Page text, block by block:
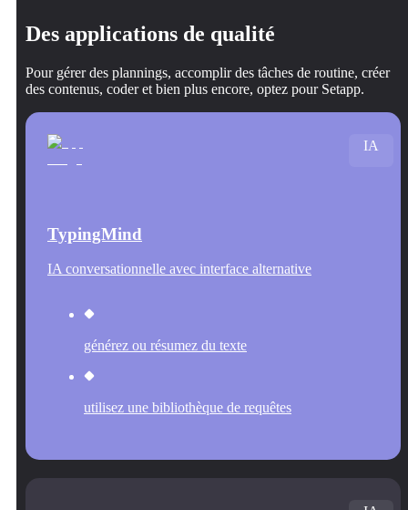
Des applications de qualité
Pour gérer des plannings, accomplir des tâches de routine, créer
des contenus, coder et bien plus encore, optez pour Setapp.
TypingMind
IA conversationnelle avec interface alternative
générez ou résumez du texte
utilisez une bibliothèque de requêtes
IA